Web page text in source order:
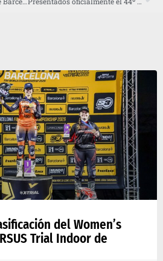
del Women’s
Trial Indoor de